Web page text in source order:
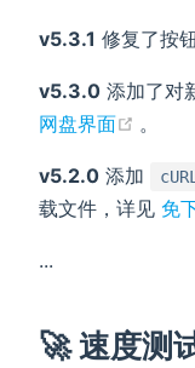
v5.3.1 修复了按
v5.3.0 添加了对
网盘界面
。
v5.2.0 添加
载文件，详见 免
...
🚀 速度测